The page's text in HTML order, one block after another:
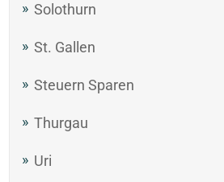
Solothurn
St. Gallen
Steuern Sparen
Thurgau
Uri